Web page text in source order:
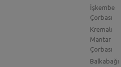
İşkembe
Çorbası
Kremalı
Mantar
Çorbası
Balkabağı